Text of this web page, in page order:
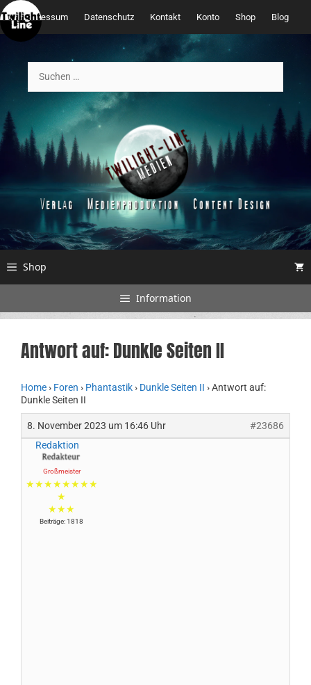
Zum
Inhalt
springen
Impressum Datenschutz Kontakt Konto Shop Blog
nach:
Shop
Information
Antwort auf: Dunkle Seiten II
Home› Foren › Phantastik› Dunkle Seiten II ›Antwort auf:
Dunkle Seiten II
8. November 2023 um 16:46 Uhr
#23686
Redaktion
Großmeister
★★★★★★★★
★
★★★
Beiträge: 1818